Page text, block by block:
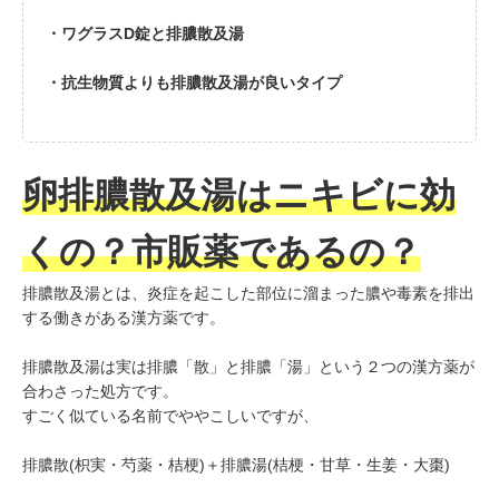
・ワグラスD錠と排膿散及湯
・抗生物質よりも排膿散及湯が良いタイプ
卵排膿散及湯はニキビに効
くの？市販薬であるの？
排膿散及湯とは、炎症を起こした部位に溜まった膿や毒素を排出
する働きがある漢方薬です。
排膿散及湯は実は排膿「散」と排膿「湯」という２つの漢方薬が
合わさった処方です。
すごく似ている名前でややこしいですが、
排膿散(枳実・芍薬・桔梗)＋排膿湯(桔梗・甘草・生姜・大棗)